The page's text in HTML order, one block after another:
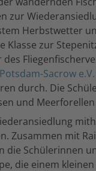
zur
Herbstwetter
zur
Sacrow e.V.
durch. Die
und
Zusammen mit
die Schülerinnen
die einem